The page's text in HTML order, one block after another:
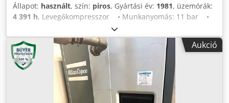
Állapot: használt, szín: piros, Gyártási év: 1981, üzemórák:
4 391 h, Levegőkompresszor • Munkanyomás: 11 bar •
4391 óra • Útvilágítás • Teljesen működőképes Állapot:
Használt Gyártási év: 1981 Dwjdox S Nxaopfx Anisa
Aukció